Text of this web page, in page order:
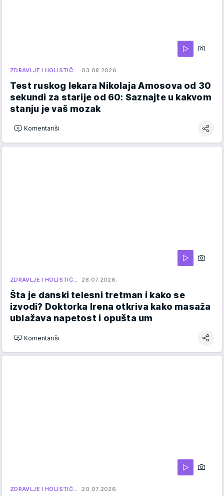
ZDRAVLJE I HOLISTIČ… 03.08.2026.
Test ruskog lekara Nikolaja Amosova od 30
sekundi za starije od 60: Saznajte u kakvom
stanju je vaš mozak
Komentariši
ZDRAVLJE I HOLISTIČ… 28.07.2026.
Šta je danski telesni tretman i kako se
izvodi? Doktorka Irena otkriva kako masaža
ublažava napetost i opušta um
Komentariši
ZDRAVLJE I HOLISTIČ… 20.07.2026.